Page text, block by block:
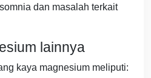
dan masalah terkait
lainnya
kaya magnesium meliputi: